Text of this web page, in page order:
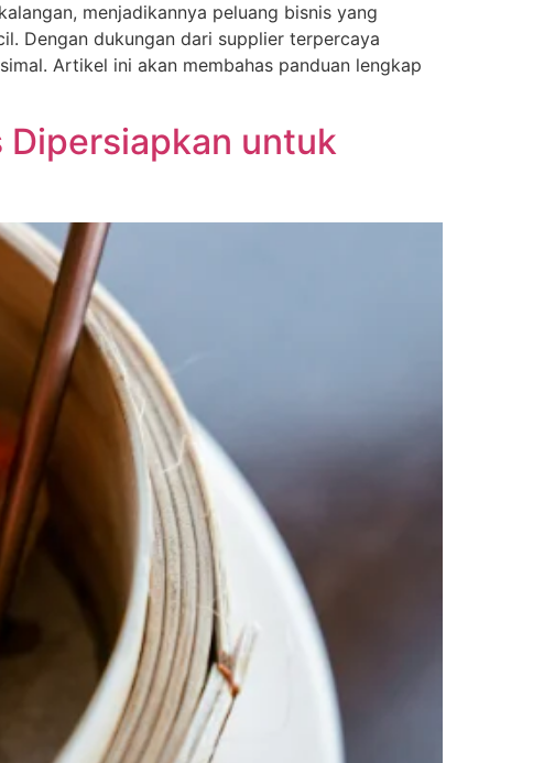
menjadikannya peluang bisnis yang
Dengan dukungan dari supplier terpercaya
Artikel ini akan membahas panduan lengkap
Dipersiapkan untuk